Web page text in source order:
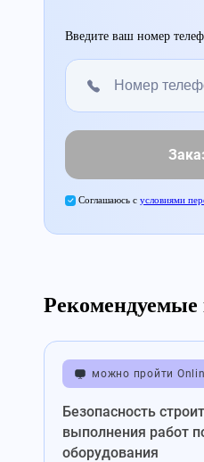
Введите ваш номер
Соглашаюсь с условиями
Рекомендуемые
можно пройти
Безопасность
выполнения работ
оборудования